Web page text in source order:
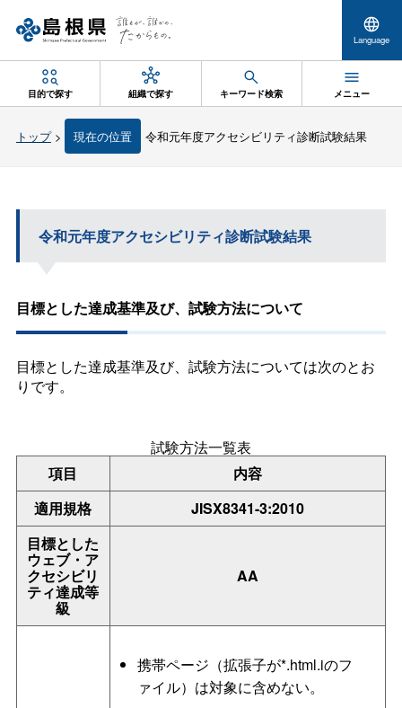
Language
目的で探す 組織で探す キーワード検索 メニュー
トップ> 現在の位置 令和元年度アクセシビリティ診断試験結果
令和元年度アクセシビリティ診断試験結果
目標とした達成基準及び、試験方法について
目標とした達成基準及び、試験方法については次のとお
りです。
試験方法一覧表
項目
内容
適用規格
JISX8341-3:2010
目標とした
ウェブ・ア
クセシビリ
ティ達成等
級
AA
携帯ページ（拡張子が*.html.iのフ
ァイル）は対象に含めない。